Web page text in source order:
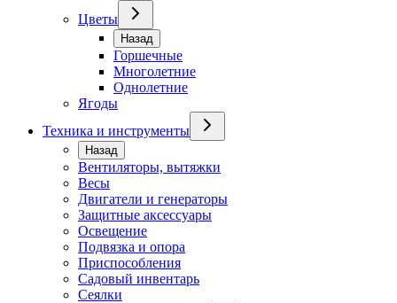
Цветы
Назад
Горшечные
Многолетние
Однолетние
Ягоды
Техника и инструменты
Назад
Вентиляторы, вытяжки
Весы
Двигатели и генераторы
Защитные аксессуары
Освещение
Подвязка и опора
Приспособления
Садовый инвентарь
Сеялки